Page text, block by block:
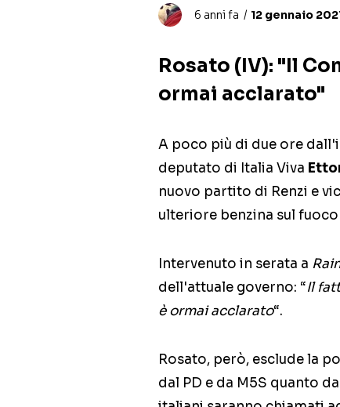
6 anni fa 12 gennaio
Rosato (IV): "Il
ormai acclarato"
A poco più di due ore
deputato di Italia Viva
nuovo partito di Renzi e
ulteriore benzina sul
Intervenuto in serata a
dell'attuale governo: “Il
è ormai acclarato“.
Rosato, però, esclude la
dal PD e da M5S quanto